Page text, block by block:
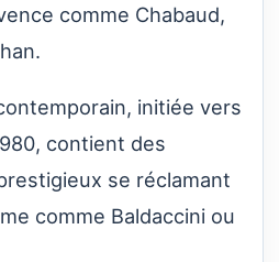
comme Chabaud,
initiée vers
contient des
se réclamant
comme Baldaccini ou